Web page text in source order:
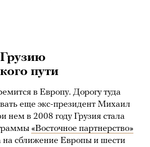
пути
в Европу. Дорогу туда
еще экс-президент Михаил
нем в 2008 году Грузия стала
«Восточное партнерство»
на сближение Европы и шести